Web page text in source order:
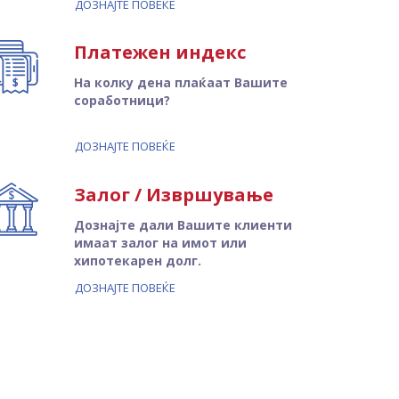
ДОЗНАЈТЕ ПОВЕЌЕ
Платежен индекс
На колку дена плаќаат Вашите
соработници?
ДОЗНАЈТЕ ПОВЕЌЕ
Залог / Извршување
Дознајте дали Вашите клиенти
имаат залог на имот или
хипотекарен долг.
ДОЗНАЈТЕ ПОВЕЌЕ